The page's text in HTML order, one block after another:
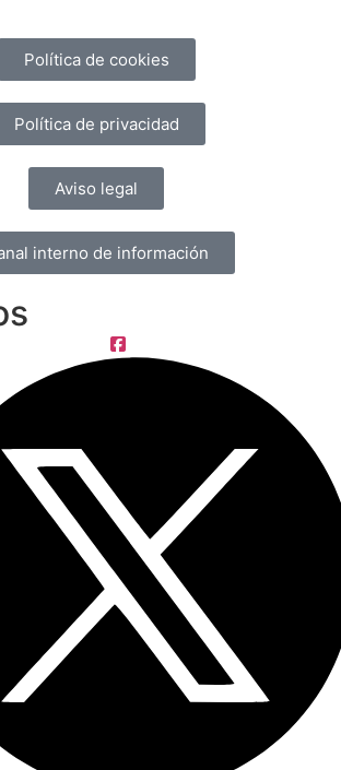
Política de cookies
Política de privacidad
Aviso legal
interno de información